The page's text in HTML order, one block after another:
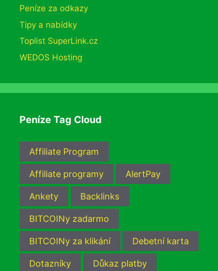
Peníze za odkazy
Tipy a nabídky
Toplist SuperLink.cz
WEDOS Hosting
Peníze Tag Cloud
Affiliate Program
Affiliate programy AlertPay
Ankety Backlinks
BITCOINy zadarmo
BITCOINy za klikání Debetní karta
Dotazníky Důkaz platby